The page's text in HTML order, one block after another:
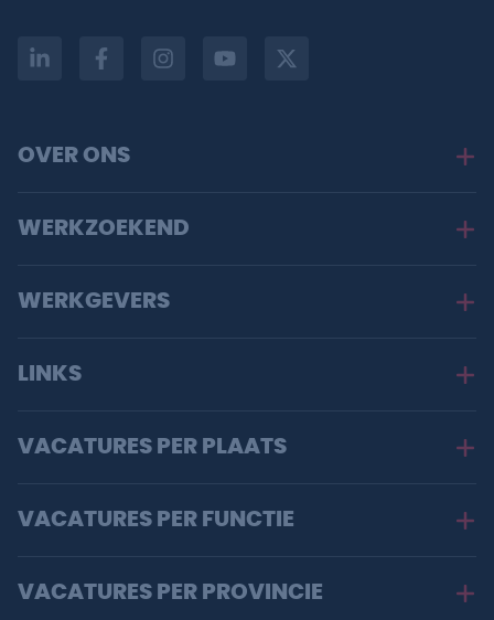
OVER ONS
WERKZOEKEND
WERKGEVERS
LINKS
VACATURES PER PLAATS
VACATURES PER FUNCTIE
VACATURES PER PROVINCIE